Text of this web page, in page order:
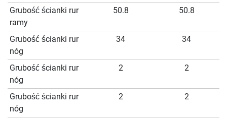
Grubość ścianki rur
ramy
50.8 50.8
Grubość ścianki rur
nóg
34 34
Grubość ścianki rur
nóg
2 2
Grubość ścianki rur
nóg
2 2